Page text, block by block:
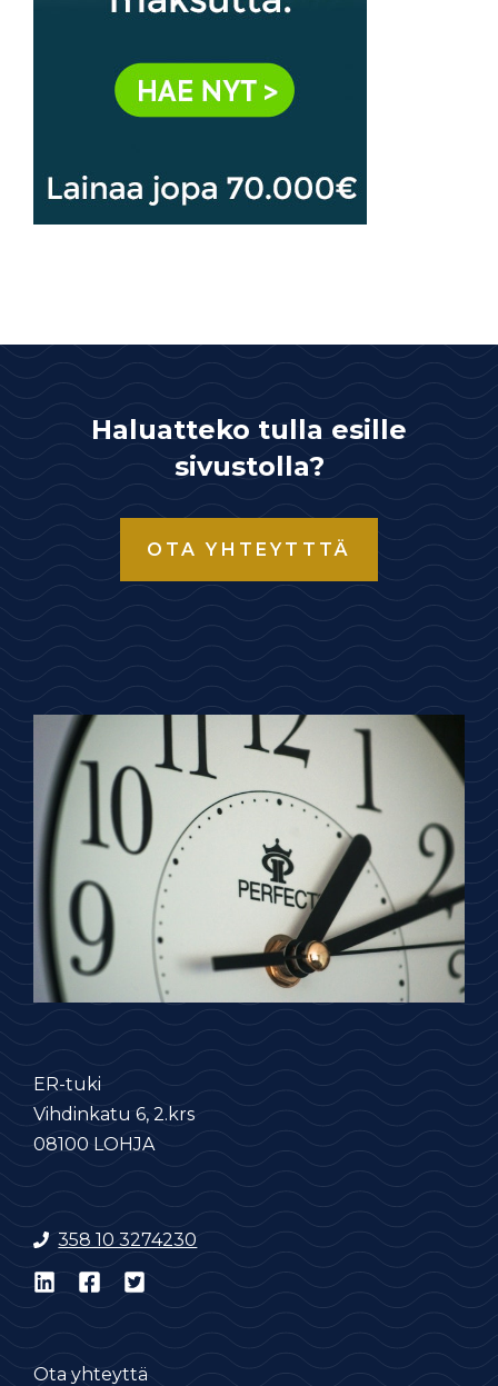
Haluatteko tulla esille
sivustolla?
OTA YHTEYTTTÄ
ER-tuki
Vihdinkatu 6, 2.krs
08100 LOHJA
358 10 3274230
Ota yhteyttä